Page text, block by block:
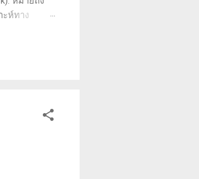
ะห์ทาง